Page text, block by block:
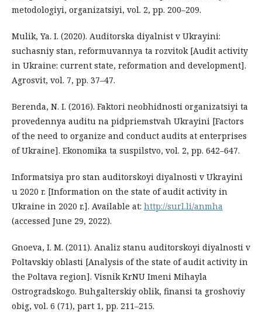
metodologiyi, organizatsiyi, vol. 2, pp. 200–209.
Mulik, Ya. I. (2020). Auditorska diyalnist v Ukrayini:
suchasniy stan, reformuvannya ta rozvitok [Audit activity
in Ukraine: current state, reformation and development].
Agrosvit, vol. 7, pp. 37–47.
Berenda, N. I. (2016). Faktori neobhidnosti organizatsiyi ta
provedennya auditu na pidpriemstvah Ukrayini [Factors
of the need to organize and conduct audits at enterprises
of Ukraine]. Ekonomika ta suspilstvo, vol. 2, pp. 642–647.
Informatsiya pro stan auditorskoyi diyalnosti v Ukrayini
u 2020 r. [Information on the state of audit activity in
Ukraine in 2020 r.]. Available at: http://surl.li/anmha
(accessed June 29, 2022).
Gnoeva, I. M. (2011). Analiz stanu auditorskoyi diyalnosti v
Poltavskiy oblasti [Analysis of the state of audit activity in
the Poltava region]. Visnik KrNU Imeni Mihayla
Ostrogradskogo. Buhgalterskiy oblik, finansi ta groshoviy
obig, vol. 6 (71), part 1, pp. 211–215.